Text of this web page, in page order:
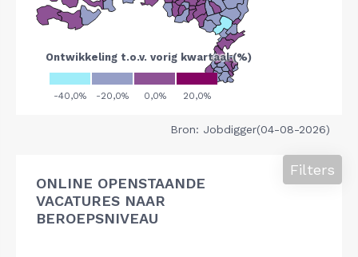
Bron: Jobdigger(04-08-2026)
ONLINE OPENSTAANDE
VACATURES NAAR
BEROEPSNIVEAU
Filters